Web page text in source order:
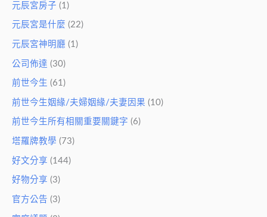
元辰宮房子 (1)
元辰宮是什麼 (22)
元辰宮神明廳 (1)
公司佈達 (30)
前世今生 (61)
前世今生姻緣/夫婦姻緣/夫妻因果 (10)
前世今生所有相關重要關鍵字 (6)
塔羅牌教學 (73)
好文分享 (144)
好物分享 (3)
官方公告 (3)